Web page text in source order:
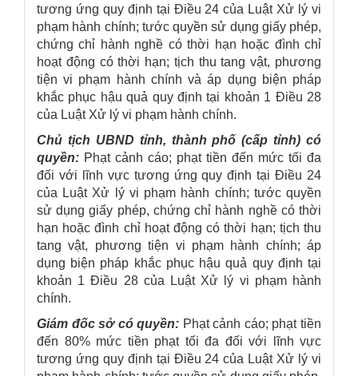
tương ứng quy định tại Điều 24 của Luật Xử lý vi
phạm hành chính; tước quyền sử dụng giấy phép,
chứng chỉ hành nghề có thời hạn hoặc đình chỉ
hoạt động có thời hạn; tịch thu tang vật, phương
tiện vi phạm hành chính và áp dụng biện pháp
khắc phục hậu quả quy định tại khoản 1 Điều 28
của Luật Xử lý vi phạm hành chính.
Chủ tịch UBND tỉnh, thành phố (cấp tỉnh) có
quyền: Phạt cảnh cáo; phạt tiền đến mức tối đa
đối với lĩnh vực tương ứng quy định tại Điều 24
của Luật Xử lý vi phạm hành chính; tước quyền
sử dụng giấy phép, chứng chỉ hành nghề có thời
hạn hoặc đình chỉ hoạt động có thời hạn; tịch thu
tang vật, phương tiện vi phạm hành chính; áp
dụng biện pháp khắc phục hậu quả quy định tại
khoản 1 Điều 28 của Luật Xử lý vi phạm hành
chính.
Giám đốc sở có quyền: Phạt cảnh cáo; phạt tiền
đến 80% mức tiền phạt tối đa đối với lĩnh vực
tương ứng quy định tại Điều 24 của Luật Xử lý vi